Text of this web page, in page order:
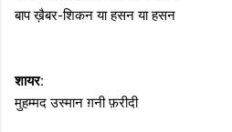
बाप ख़ैबर-शिकन या हसन या हसन
शायर:
मुहम्मद उस्मान ग़नी फ़रीदी